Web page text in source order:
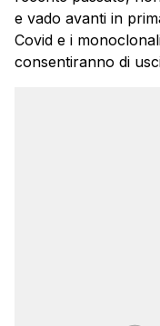
e vado avanti in
Covid e i
consentiranno di